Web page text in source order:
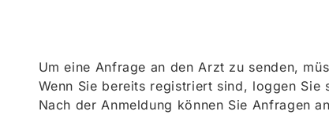
Um eine Anfrage an den Arzt zu senden,
Wenn Sie bereits registriert sind, loggen
Nach der Anmeldung können Sie Anfragen